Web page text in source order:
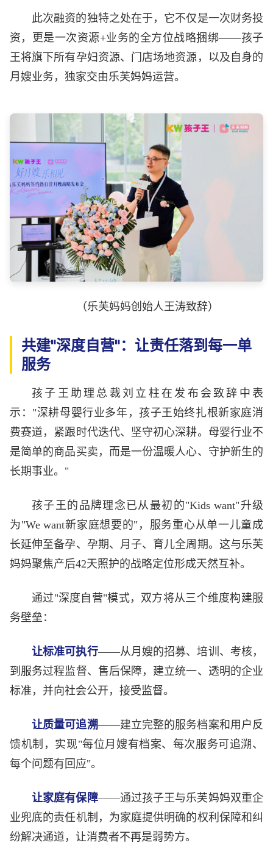
此次融资的独特之处在于，它不仅是一次财务投
资，更是一次资源+业务的全方位战略捆绑——孩子
王将旗下所有孕妇资源、门店场地资源，以及自身的
月嫂业务，独家交由乐芙妈妈运营。
（乐芙妈妈创始人王涛致辞）
共建"深度自营"：让责任落到每一单
服务
孩子王助理总裁刘立柱在发布会致辞中表
示："深耕母婴行业多年，孩子王始终扎根新家庭消
费赛道，紧跟时代迭代、坚守初心深耕。母婴行业不
是简单的商品买卖，而是一份温暖人心、守护新生的
长期事业。"
孩子王的品牌理念已从最初的"Kids want"升级
为"We want新家庭想要的"，服务重心从单一儿童成
长延伸至备孕、孕期、月子、育儿全周期。这与乐芙
妈妈聚焦产后42天照护的战略定位形成天然互补。
通过"深度自营"模式，双方将从三个维度构建服
务壁垒：
让标准可执行——从月嫂的招募、培训、考核，
到服务过程监督、售后保障，建立统一、透明的企业
标准，并向社会公开，接受监督。
让质量可追溯——建立完整的服务档案和用户反
馈机制，实现"每位月嫂有档案、每次服务可追溯、
每个问题有回应"。
让家庭有保障——通过孩子王与乐芙妈妈双重企
业兜底的责任机制，为家庭提供明确的权利保障和纠
纷解决通道，让消费者不再是弱势方。